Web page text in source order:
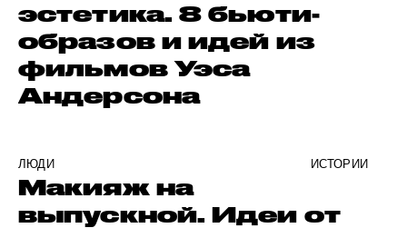
эстетика. 8 бьюти-
образов и идей из
фильмов Уэса
Андерсона
ЛЮДИ ИСТОРИИ
Макияж на
выпускной. Идеи от